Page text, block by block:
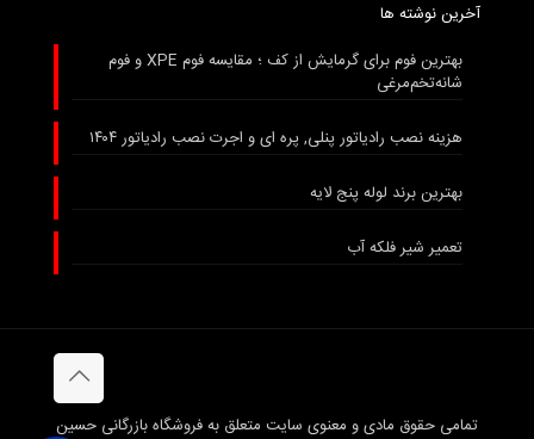
آخرین نوشته ها
بهترین فوم برای گرمایش از کف ؛ مقایسه فوم XPE و فوم
شانه‌تخم‌مرغی
هزینه نصب رادیاتور پنلی, پره ای و اجرت نصب رادیاتور ۱۴۰۴
بهترین برند لوله پنج لایه
تعمیر شیر فلکه آب
تمامی حقوق مادی و معنوی سایت متعلق به فروشگاه بازرگانی حسین